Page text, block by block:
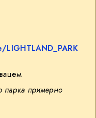
парка примерно